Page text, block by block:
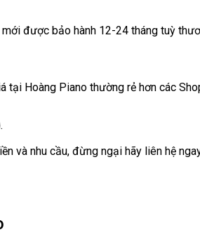
được bảo hành 12-24 tháng tuỳ
tại Hoàng Piano thường rẻ hơn các
và nhu cầu, đừng ngại hãy liên hệ